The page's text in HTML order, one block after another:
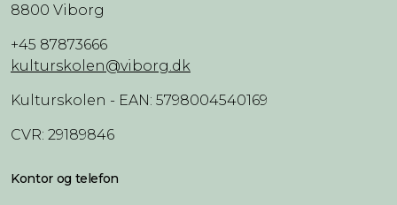
8800 Viborg
+45 87873666
kulturskolen@viborg.dk
Kulturskolen - EAN: 5798004540169
CVR: 29189846
Kontor og telefon